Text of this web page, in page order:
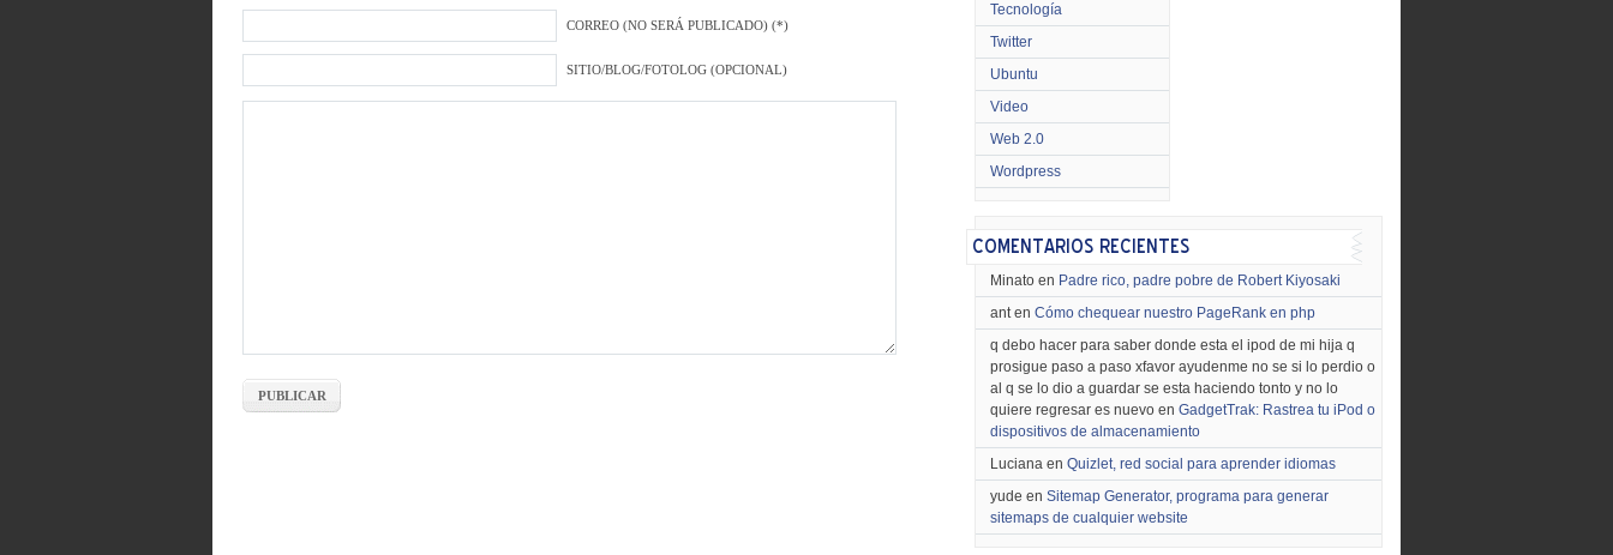
CORREO (NO SERÁ PUBLICADO) (*)
SITIO/BLOG/FOTOLOG (OPCIONAL)
Tecnología
Twitter
Ubuntu
Video
Web 2.0
Wordpress
Minato en Padre rico, padre pobre de Robert Kiyosaki
ant en Cómo chequear nuestro PageRank en php
q debo hacer para saber donde esta el ipod de mi hija q
prosigue paso a paso xfavor ayudenme no se si lo perdio o
al q se lo dio a guardar se esta haciendo tonto y no lo
quiere regresar es nuevo en GadgetTrak: Rastrea tu iPod o
dispositivos de almacenamiento
Luciana en Quizlet, red social para aprender idiomas
yude en Sitemap Generator, programa para generar
sitemaps de cualquier website